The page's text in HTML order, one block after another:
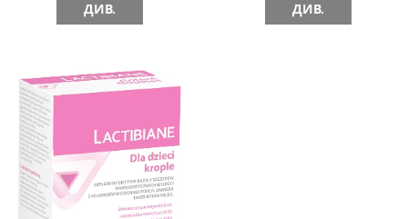
ДИВ. ДИВ.